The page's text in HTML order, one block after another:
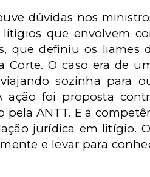
dúvidas nos
que envolvem
que definiu os liames
O caso era de
sozinha para
foi proposta
ANTT. E a
jurídica em litígio.
e levar para